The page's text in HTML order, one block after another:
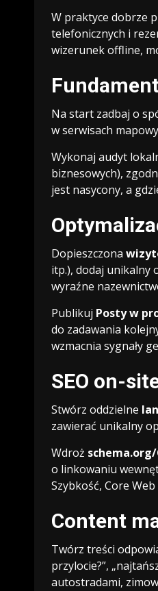
W praktyce dobrze
telefonicznych i
wizerunek offline,
Na start zadbaj o
w serwisach
Wykonaj audyt
biznesowych),
jest nasycony, a
Dopieszczona
itp.), dodaj unikalny
wyraźne
Publikuj Posty w
do zadawania
wzmacnia sygnały
SEO on-
Stwórz oddzielne
zawierać unikalny
Wdroż
o linkowaniu
Szybkość, Core
Content
Twórz treści
przylocie?”,
autostradami,